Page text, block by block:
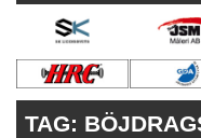
KONTAKT
VÅRA ANDRA
PRENUMERERA
ANNONSERA
TAG: